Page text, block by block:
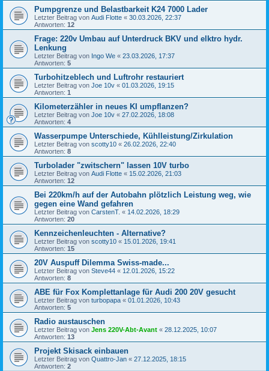
Pumpgrenze und Belastbarkeit K24 7000 Lader
Letzter Beitrag von Audi Flotte « 30.03.2026, 22:37
Antworten: 12
Frage: 220v Umbau auf Unterdruck BKV und elktro hydr.
Lenkung
Letzter Beitrag von Ingo We « 23.03.2026, 17:37
Antworten: 5
Turbohitzeblech und Luftrohr restauriert
Letzter Beitrag von Joe 10v « 01.03.2026, 19:15
Antworten: 1
Kilometerzähler in neues KI umpflanzen?
Letzter Beitrag von Joe 10v « 27.02.2026, 18:08
Antworten: 4
Wasserpumpe Unterschiede, Kühlleistung/Zirkulation
Letzter Beitrag von scotty10 « 26.02.2026, 22:40
Antworten: 8
Turbolader "zwitschern" lassen 10V turbo
Letzter Beitrag von Audi Flotte « 15.02.2026, 21:03
Antworten: 12
Bei 220km/h auf der Autobahn plötzlich Leistung weg, wie
gegen eine Wand gefahren
Letzter Beitrag von CarstenT. « 14.02.2026, 18:29
Antworten: 20
Kennzeichenleuchten - Alternative?
Letzter Beitrag von scotty10 « 15.01.2026, 19:41
Antworten: 15
20V Auspuff Dilemma Swiss-made...
Letzter Beitrag von Steve44 « 12.01.2026, 15:22
Antworten: 8
ABE für Fox Komplettanlage für Audi 200 20V gesucht
Letzter Beitrag von turbopapa « 01.01.2026, 10:43
Antworten: 5
Radio austauschen
Letzter Beitrag von Jens 220V-Abt-Avant « 28.12.2025, 10:07
Antworten: 13
Projekt Skisack einbauen
Letzter Beitrag von Quattro-Jan « 27.12.2025, 18:15
Antworten: 2